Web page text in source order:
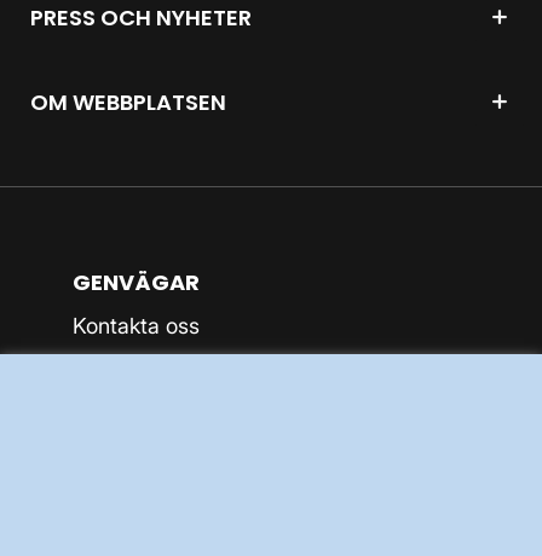
PRESS OCH NYHETER
OM WEBBPLATSEN
GENVÄGAR
Kontakta oss